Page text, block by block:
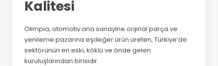
Kalitesi
Olimpia, otomotiv ana sanayine orijinal parça ve
yenileme pazarına eşdeğer ürün üreten, Türkiye’de
sektörünün en eski, köklü ve önde gelen
kuruluşlarından birisidir.